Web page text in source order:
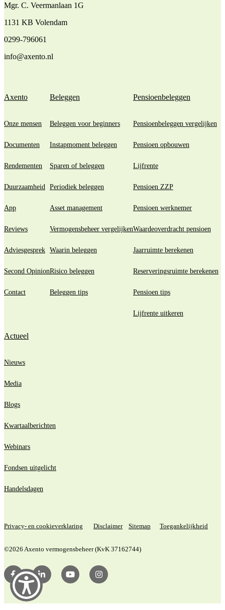
Mgr. C. Veermanlaan 1G
1131 KB Volendam
0299-796061
info@axento.nl
Axento
Onze mensen
Documenten
Rendementen
Duurzaamheid
App
Reviews
Adviesgesprek
Second Opinion
Contact
Beleggen
Beleggen voor beginners
Instapmoment beleggen
Sparen of beleggen
Periodiek beleggen
Asset management
Vermogensbeheer vergelijken
Waarin beleggen
Risico beleggen
Beleggen tips
Pensioenbeleggen
Pensioenbeleggen vergelijken
Pensioen opbouwen
Lijfrente
Pensioen ZZP
Pensioen werknemer
Waardeoverdracht pensioen
Jaarruimte berekenen
Reserveringsruimte berekenen
Pensioen tips
Lijfrente uitkeren
Actueel
Nieuws
Media
Blogs
Kwartaalberichten
Webinars
Fondsen uitgelicht
Handelsdagen
Privacy- en cookieverklaring Disclaimer Sitemap Toegankelijkheid
©2026 Axento vermogensbeheer (KvK 37162744)